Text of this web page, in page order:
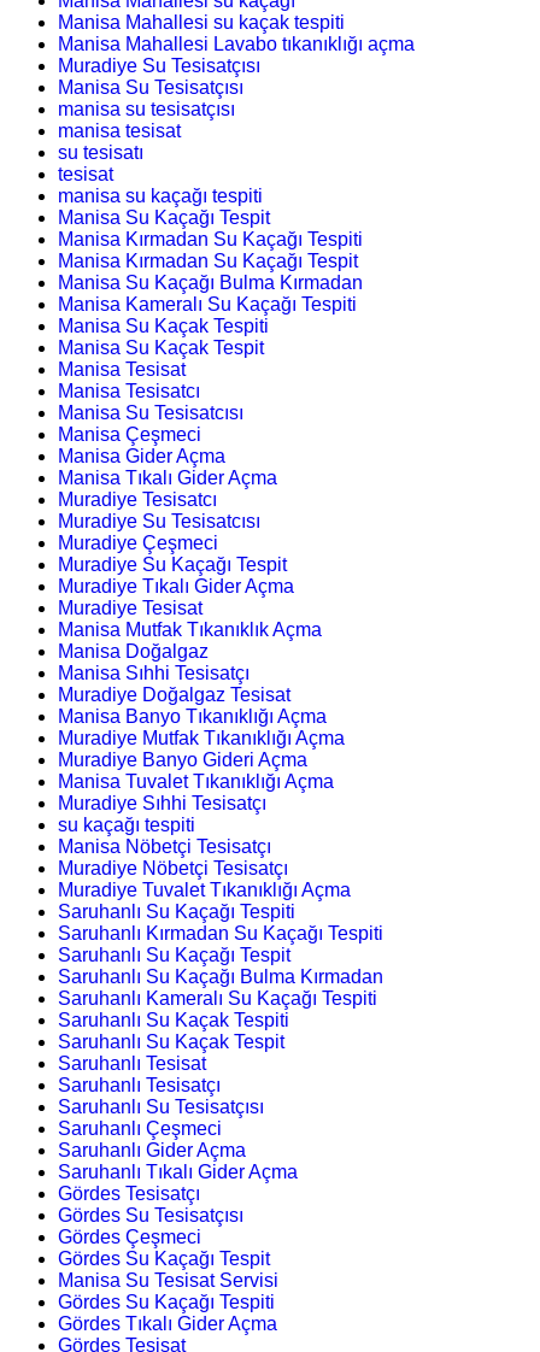
Manisa Mahallesi su kaçak tespiti
Manisa Mahallesi Lavabo tıkanıklığı açma
Muradiye Su Tesisatçısı
Manisa Su Tesisatçısı
manisa su tesisatçısı
manisa tesisat
su tesisatı
tesisat
manisa su kaçağı tespiti
Manisa Su Kaçağı Tespit
Manisa Kırmadan Su Kaçağı Tespiti
Manisa Kırmadan Su Kaçağı Tespit
Manisa Su Kaçağı Bulma Kırmadan
Manisa Kameralı Su Kaçağı Tespiti
Manisa Su Kaçak Tespiti
Manisa Su Kaçak Tespit
Manisa Tesisat
Manisa Tesisatcı
Manisa Su Tesisatcısı
Manisa Çeşmeci
Manisa Gider Açma
Manisa Tıkalı Gider Açma
Muradiye Tesisatcı
Muradiye Su Tesisatcısı
Muradiye Çeşmeci
Muradiye Su Kaçağı Tespit
Muradiye Tıkalı Gider Açma
Muradiye Tesisat
Manisa Mutfak Tıkanıklık Açma
Manisa Doğalgaz
Manisa Sıhhi Tesisatçı
Muradiye Doğalgaz Tesisat
Manisa Banyo Tıkanıklığı Açma
Muradiye Mutfak Tıkanıklığı Açma
Muradiye Banyo Gideri Açma
Manisa Tuvalet Tıkanıklığı Açma
Muradiye Sıhhi Tesisatçı
su kaçağı tespiti
Manisa Nöbetçi Tesisatçı
Muradiye Nöbetçi Tesisatçı
Muradiye Tuvalet Tıkanıklığı Açma
Saruhanlı Su Kaçağı Tespiti
Saruhanlı Kırmadan Su Kaçağı Tespiti
Saruhanlı Su Kaçağı Tespit
Saruhanlı Su Kaçağı Bulma Kırmadan
Saruhanlı Kameralı Su Kaçağı Tespiti
Saruhanlı Su Kaçak Tespiti
Saruhanlı Su Kaçak Tespit
Saruhanlı Tesisat
Saruhanlı Tesisatçı
Saruhanlı Su Tesisatçısı
Saruhanlı Çeşmeci
Saruhanlı Gider Açma
Saruhanlı Tıkalı Gider Açma
Gördes Tesisatçı
Gördes Su Tesisatçısı
Gördes Çeşmeci
Gördes Su Kaçağı Tespit
Manisa Su Tesisat Servisi
Gördes Su Kaçağı Tespiti
Gördes Tıkalı Gider Açma
Gördes Tesisat